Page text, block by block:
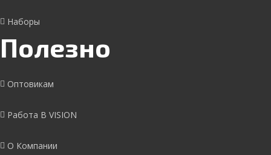
Наборы
Полезно
Оптовикам
Работа В VISION
О Компании